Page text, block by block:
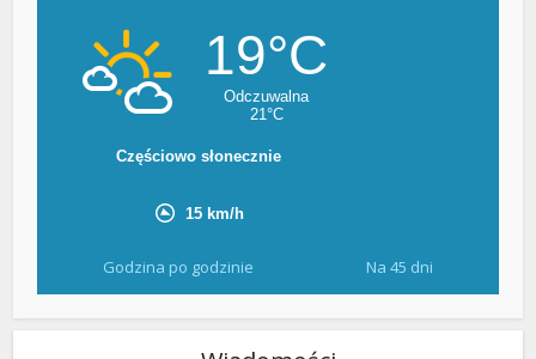
Godzina po godzinie Na 45 dni